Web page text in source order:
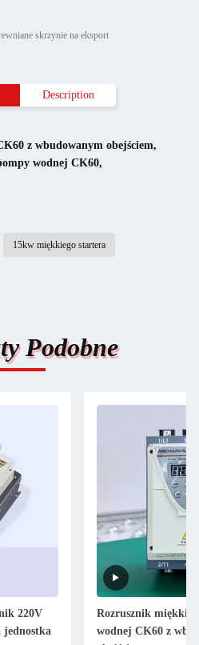
skrzynie na eksport
Description
z wbudowanym obejściem,
wodnej CK60,
15kw miękkiego startera
Podobne
220V
jednostka
Rozrusznik
wodnej CK60 z